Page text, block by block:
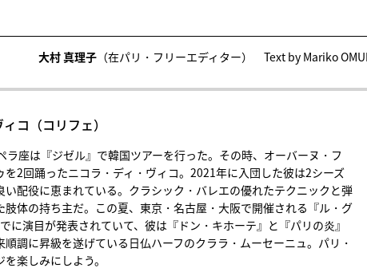
大村 真理子 （在パリ・フリーエディター） Text by Mariko
コ（コリフェ）
座は『ジゼル』で韓国ツアーを行った。その時、オーバーヌ・フ
2回踊ったニコラ・ディ・ヴィコ。2021年に入団した彼は2シーズ
配役に恵まれている。クラシック・バレエの優れたテクニックと弾
体の持ち主だ。この夏、東京・名古屋・大阪で開催される『ル・グ
に演目が発表されていて、彼は『ドン・キホーテ』と『パリの炎』
調に昇級を遂げている日仏ハーフのクララ・ムーセーニュ。パリ・
楽しみにしよう。